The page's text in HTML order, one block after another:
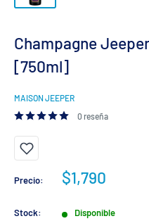
Champagne
[750ml]
MAISON JEEPER
0 reseña
Precio:
Precio
venta
$1,790
Stock: Disponible